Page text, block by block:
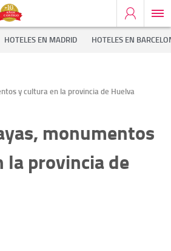
HOTELES EN MADRID HOTELES EN
y cultura en la provincia de Huelva
monumentos
la provincia de